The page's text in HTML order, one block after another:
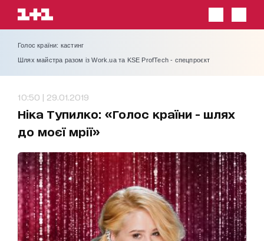
Голос країни: кастинг
Шлях майстра разом із Work.ua та KSE ProfTech - спецпроєкт
10:50 | 29.01.2019
Ніка Тупилко: «Голос країни - шлях
до моєї мрії»